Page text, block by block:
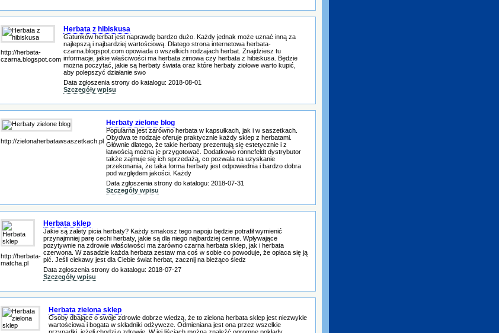
http://herbata-
czarna.blogspot.com
Herbata z hibiskusa
Gatunków herbat jest naprawdę bardzo dużo. Każdy jednak może uznać inną za
najlepszą i najbardziej wartościową. Dlatego strona internetowa herbata-
czarna.blogspot.com opowiada o wszelkich rodzajach herbat. Znajdziesz tu
informacje, jakie właściwości ma herbata zimowa czy herbata z hibiskusa. Będzie
można poczytać, jakie są herbaty świata oraz które herbaty ziołowe warto kupić,
aby polepszyć działanie swo
Data zgłoszenia strony do katalogu: 2018-08-01
Szczegóły wpisu
http://zielonaherbatawsaszetkach.pl
Herbaty zielone blog
Popularna jest zarówno herbata w kapsułkach, jak i w saszetkach.
Obydwa te rodzaje oferuje praktycznie każdy sklep z herbatami.
Głównie dlatego, że takie herbaty prezentują się estetycznie i z
łatwością można je przygotować. Dodatkowo ronnefeldt dystrybutor
także zajmuje się ich sprzedażą, co pozwala na uzyskanie
przekonania, że taka forma herbaty jest odpowiednia i bardzo dobra
pod względem jakości. Każdy
Data zgłoszenia strony do katalogu: 2018-07-31
Szczegóły wpisu
http://herbata-
matcha.pl
Herbata sklep
Jakie są zalety picia herbaty? Każdy smakosz tego napoju będzie potrafił wymienić
przynajmniej parę cechi herbaty, jakie są dla niego najbardziej cenne. Wpływające
pozytywnie na zdrowie właściwości ma zarówno czarna herbata sklep, jak i herbata
czerwona. W zasadzie każda herbata zestaw ma coś w sobie co powoduje, że opłaca się ją
pić. Jeśli ciekawy jest dla Ciebie świat herbat, zacznij na bieżąco śledz
Data zgłoszenia strony do katalogu: 2018-07-27
Szczegóły wpisu
Herbata zielona sklep
Osoby dbające o swoje zdrowie dobrze wiedzą, że to zielona herbata sklep jest niezwykle
wartościowa i bogata w składniki odżywcze. Odmieniana jest ona przez wszelkie